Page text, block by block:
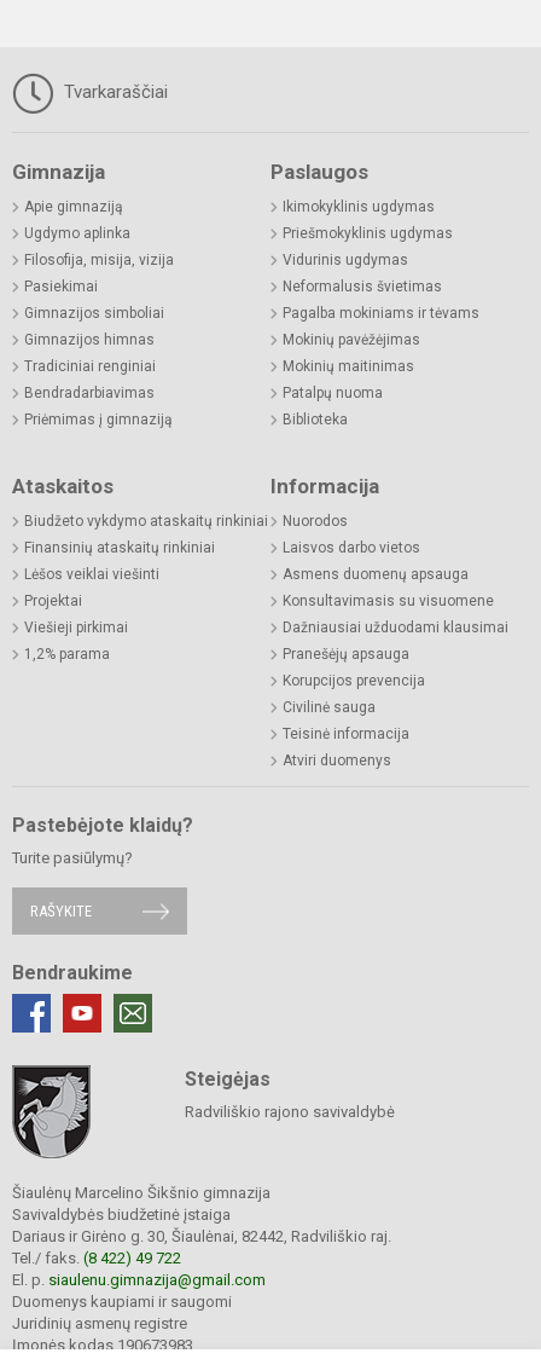
Tvarkaraščiai
Gimnazija
Apie gimnaziją
Ugdymo aplinka
Filosofija, misija, vizija
Pasiekimai
Gimnazijos simboliai
Gimnazijos himnas
Tradiciniai renginiai
Bendradarbiavimas
Priėmimas į gimnaziją
Paslaugos
Ikimokyklinis ugdymas
Priešmokyklinis ugdymas
Vidurinis ugdymas
Neformalusis švietimas
Pagalba mokiniams ir tėvams
Mokinių pavėžėjimas
Mokinių maitinimas
Patalpų nuoma
Biblioteka
Ataskaitos
Biudžeto vykdymo ataskaitų rinkiniai
Finansinių ataskaitų rinkiniai
Lėšos veiklai viešinti
Projektai
Viešieji pirkimai
1,2% parama
Informacija
Nuorodos
Laisvos darbo vietos
Asmens duomenų apsauga
Konsultavimasis su visuomene
Dažniausiai užduodami klausimai
Pranešėjų apsauga
Korupcijos prevencija
Civilinė sauga
Teisinė informacija
Atviri duomenys
Pastebėjote klaidų?
Turite pasiūlymų?
RAŠYKITE
Bendraukime
Steigėjas
Radviliškio rajono savivaldybė
Šiaulėnų Marcelino Šikšnio gimnazija
Savivaldybės biudžetinė įstaiga
Dariaus ir Girėno g. 30, Šiaulėnai, 82442, Radviliškio raj.
Tel./ faks. (8 422) 49 722
El. p. siaulenu.gimnazija@gmail.com
Duomenys kaupiami ir saugomi
Juridinių asmenų registre
Įmonės kodas 190673983